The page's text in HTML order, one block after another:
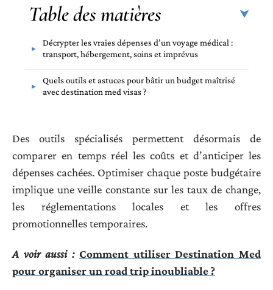
Table des matières
Décrypter les vraies dépenses d’un voyage médical :
transport, hébergement, soins et imprévus
Quels outils et astuces pour bâtir un budget maîtrisé
avec destination med visas ?
Des outils spécialisés permettent désormais de
comparer en temps réel les coûts et d’anticiper les
dépenses cachées. Optimiser chaque poste budgétaire
implique une veille constante sur les taux de change,
les réglementations locales et les offres
promotionnelles temporaires.
A voir aussi : Comment utiliser Destination Med
pour organiser un road trip inoubliable ?